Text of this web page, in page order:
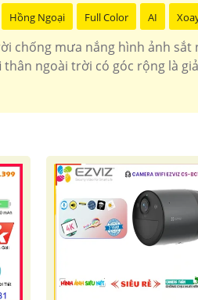
1.900.000 VNĐ
WIFI NGOÀI TRỜI CHÍNH
Camera Wifi Ngoài Trời
Hồng Ngoại Full Color AI
chống mưa nắng hình ảnh
ngoài trời có góc rộng là